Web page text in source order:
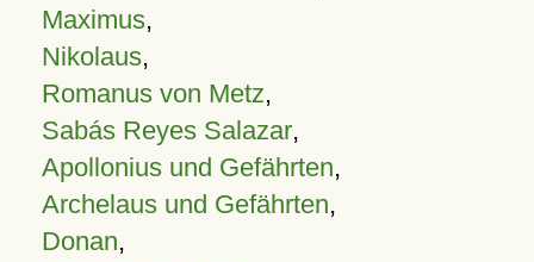
Maximus,
Nikolaus,
Romanus von Metz,
Sabás Reyes Salazar,
Apollonius und Gefährten,
Archelaus und Gefährten,
Donan,